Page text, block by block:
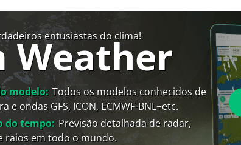
entusiastas do clima!
Weather
modelo: Todos os modelos conhecidos de
e ondas GFS, ICON, ECMWF-BNL+etc.
do tempo: Previsão detalhada de radar,
raios em todo o mundo.